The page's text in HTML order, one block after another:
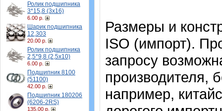
Ролик подшипника
3*15,8 (3х16)
6.00 р.
Шарик подшипника
12,303
20.00 р.
Ролик подшипника
2,5*9,8 (2,5х10)
6.00 р.
Подшипник 8100
(51100)
42.00 р.
Подшипник 180206
(6206-2RS)
135.00 р.
Размеры и
ISO (импорт).
запросу
производителя,
например,